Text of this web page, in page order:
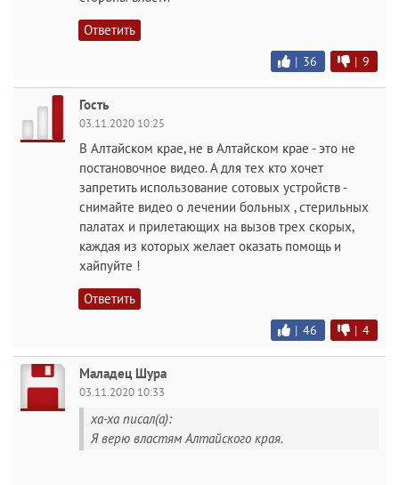
Ответить
| 36 | 9
Гость
03.11.2020 10:25
В Алтайском крае, не в Алтайском крае - это не
постановочное видео. А для тех кто хочет
запретить использование сотовых устройств -
снимайте видео о лечении больных , стерильных
палатах и прилетающих на вызов трех скорых,
каждая из которых желает оказать помощь и
хайпуйте !
Ответить
| 46 | 4
Маладец Шура
03.11.2020 10:33
ха-ха писал(а):
Я верю властям Алтайского края.